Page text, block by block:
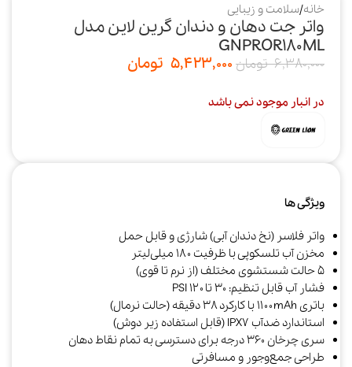
خانه/سلامت و زیبایی
واتر جت دهان و دندان گرین لاین مدل
GNPROR180ML
6,380,000 تومان 5,423,000 تومان
در انبار موجود نمی باشد
ویژگی ها
واتر فلاسر (نخ دندان آبی) شارژی و قابل حمل
مخزن آب تلسکوپی با ظرفیت ۱۸۰ میلی‌لیتر
۵ حالت شستشوی مختلف (از نرم تا قوی)
فشار آب قابل تنظیم: ۳۰ تا ۱۲۰ PSI
باتری ۱۱۰۰mAh با کارکرد ۳۸ دقیقه (حالت نرمال)
استاندارد ضدآب IPX7 (قابل استفاده زیر دوش)
سری چرخان ۳۶۰ درجه برای دسترسی به تمام نقاط دهان
طراحی جمع‌وجور و مسافرتی